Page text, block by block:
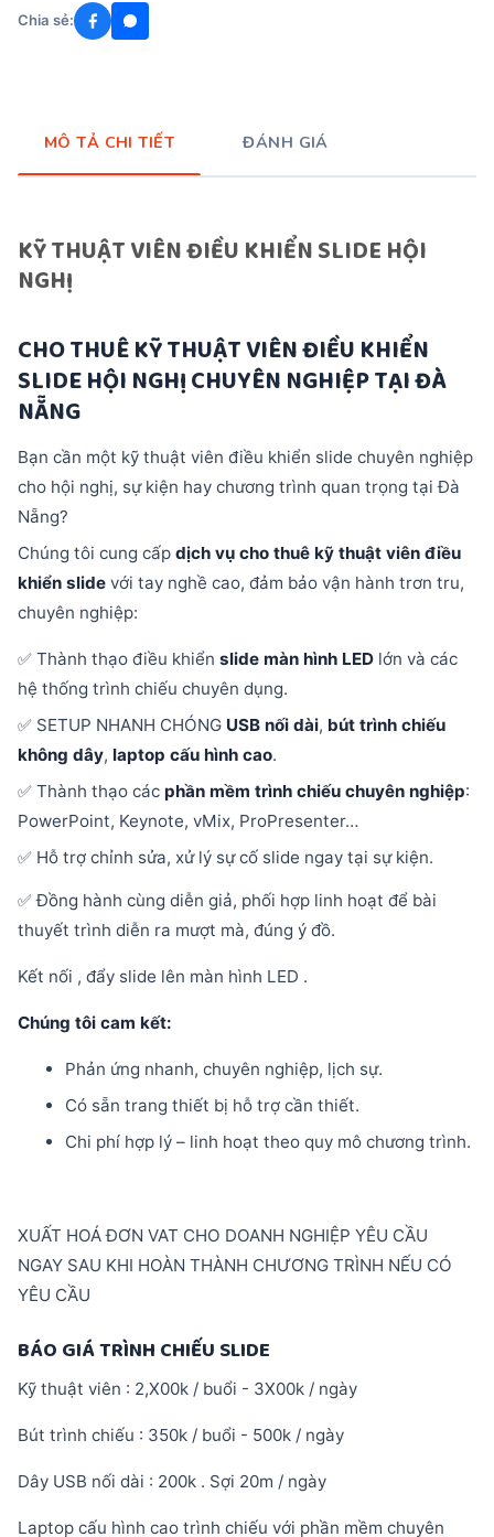
Chia sẻ:
MÔ TẢ CHI TIẾT ĐÁNH GIÁ
KỸ THUẬT VIÊN ĐIỀU KHIỂN SLIDE HỘI
NGHỊ
CHO THUÊ KỸ THUẬT VIÊN ĐIỀU KHIỂN
SLIDE HỘI NGHỊ CHUYÊN NGHIỆP TẠI ĐÀ
NẴNG
Bạn cần một kỹ thuật viên điều khiển slide chuyên nghiệp
cho hội nghị, sự kiện hay chương trình quan trọng tại Đà
Nẵng?
Chúng tôi cung cấp dịch vụ cho thuê kỹ thuật viên điều
khiển slide với tay nghề cao, đảm bảo vận hành trơn tru,
chuyên nghiệp:
✅ Thành thạo điều khiển slide màn hình LED lớn và các
hệ thống trình chiếu chuyên dụng.
✅ SETUP NHANH CHÓNG USB nối dài, bút trình chiếu
không dây, laptop cấu hình cao.
✅ Thành thạo các phần mềm trình chiếu chuyên nghiệp:
PowerPoint, Keynote, vMix, ProPresenter…
✅ Hỗ trợ chỉnh sửa, xử lý sự cố slide ngay tại sự kiện.
✅ Đồng hành cùng diễn giả, phối hợp linh hoạt để bài
thuyết trình diễn ra mượt mà, đúng ý đồ.
Kết nối , đẩy slide lên màn hình LED .
Chúng tôi cam kết:
Phản ứng nhanh, chuyên nghiệp, lịch sự.
Có sẵn trang thiết bị hỗ trợ cần thiết.
Chi phí hợp lý – linh hoạt theo quy mô chương trình.
XUẤT HOÁ ĐƠN VAT CHO DOANH NGHIỆP YÊU CẦU
NGAY SAU KHI HOÀN THÀNH CHƯƠNG TRÌNH NẾU CÓ
YÊU CẦU
BÁO GIÁ TRÌNH CHIẾU SLIDE
Kỹ thuật viên : 2,X00k / buổi - 3X00k / ngày
Bút trình chiếu : 350k / buổi - 500k / ngày
Dây USB nối dài : 200k . Sợi 20m / ngày
Laptop cấu hình cao trình chiếu với phần mềm chuyên